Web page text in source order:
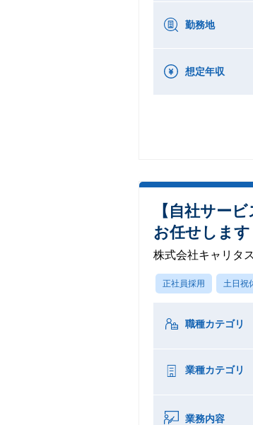
勤務地
想定年収
【自社サー
お任せします
株式会社キャリタス
正社員採用 土日祝
職種カテゴリ
業種カテゴリ
業務内容